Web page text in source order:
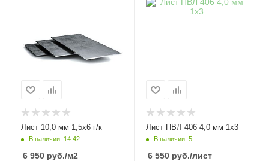
Лист 10,0 мм 1,5х6 г/к
В наличии: 14.42
6 950 руб./м2
Лист ПВЛ 406 4,0 мм 1х3
В наличии: 5
6 550руб./лист